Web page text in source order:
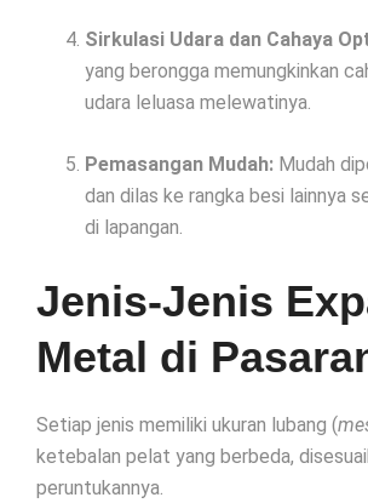
Sirkulasi Udara dan Cahaya
yang berongga memungkinkan
udara leluasa melewatinya.
Pemasangan Mudah: Mudah
dan dilas ke rangka besi lainnya
di lapangan.
Jenis-Jenis
Metal di
Setiap jenis memiliki ukuran lubang (
ketebalan pelat yang berbeda,
peruntukannya.